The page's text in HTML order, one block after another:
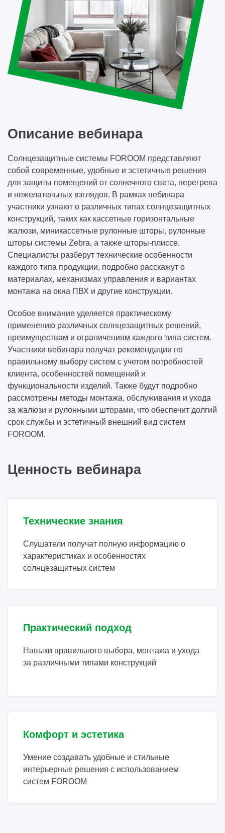
Описание вебинара
Солнцезащитные системы FOROOM представляют
собой современные, удобные и эстетичные решения
для защиты помещений от солнечного света, перегрева
и нежелательных взглядов. В рамках вебинара
участники узнают о различных типах солнцезащитных
конструкций, таких как кассетные горизонтальные
жалюзи, миникассетные рулонные шторы, рулонные
шторы системы Zebra, а также шторы-плиссе.
Специалисты разберут технические особенности
каждого типа продукции, подробно расскажут о
материалах, механизмах управления и вариантах
монтажа на окна ПВХ и другие конструкции.
Особое внимание уделяется практическому
применению различных солнцезащитных решений,
преимуществам и ограничениям каждого типа систем.
Участники вебинара получат рекомендации по
правильному выбору систем с учетом потребностей
клиента, особенностей помещений и
функциональности изделий. Также будут подробно
рассмотрены методы монтажа, обслуживания и ухода
за жалюзи и рулонными шторами, что обеспечит долгий
срок службы и эстетичный внешний вид систем
FOROOM.
Ценность вебинара
Технические знания
Слушатели получат полную информацию о
характеристиках и особенностях
солнцезащитных систем
Практический подход
Навыки правильного выбора, монтажа и ухода
за различными типами конструкций
Комфорт и эстетика
Умение создавать удобные и стильные
интерьерные решения с использованием
систем FOROOM